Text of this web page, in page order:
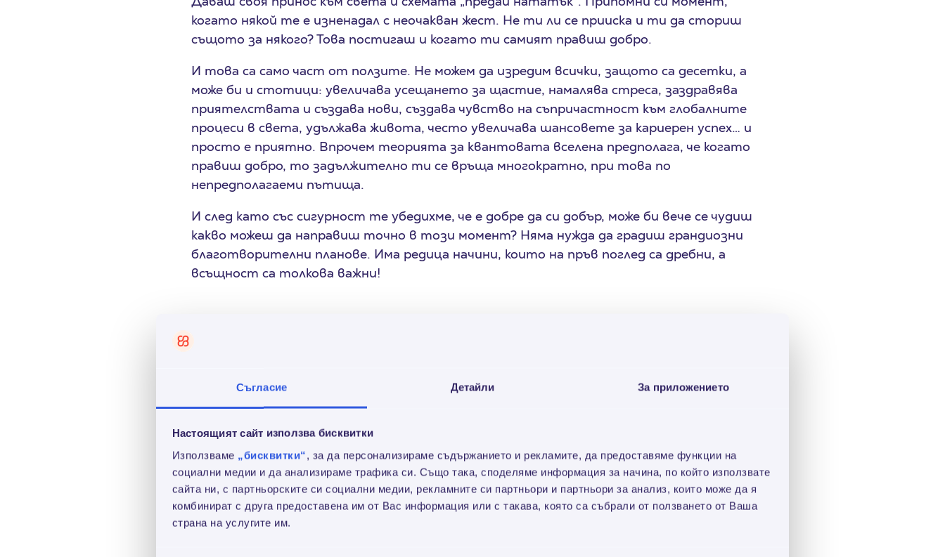
Съгласие Детайли За приложението
Настоящият сайт използва бисквитки
Използваме „бисквитки“, за да персонализираме съдържанието и рекламите, да предоставяме функции на
социални медии и да анализираме трафика си. Също така, споделяме информация за начина, по който използвате
сайта ни, с партньорските си социални медии, рекламните си партньори и партньори за анализ, които може да я
комбинират с друга предоставена им от Вас информация или с такава, която са събрали от ползването от Ваша
страна на услугите им.
когато някой те е изненадал с неочакван жест. Не ти ли се прииска и ти да сториш
същото за някого? Това постигаш и когато ти самият правиш добро.
И това са само част от ползите. Не можем да изредим всички, защото са десетки, а
може би и стотици: увеличава усещането за щастие, намалява стреса, заздравява
приятелствата и създава нови, създава чувство на съпричастност към глобалните
процеси в света, удължава живота, често увеличава шансовете за кариерен успех… и
просто е приятно. Впрочем теорията за квантовата вселена предполага, че когато
правиш добро, то задължително ти се връща многократно, при това по
непредполагаеми пътища.
И след като със сигурност те убедихме, че е добре да си добър, може би вече се чудиш
какво можеш да направиш точно в този момент? Няма нужда да градиш грандиозни
благотворителни планове. Има редица начини, които на пръв поглед са дребни, а
всъщност са толкова важни!
ти пука…), то тази зима не го допускай. Представи си колко хора минават по тях и
се чувстват нещастни от кишата и леда? И обратното – колко биха се зарадвали,
че поне в този участък могат да вървят спокойно и без притеснения за счупени
кости. Може да ти се струва незначително, но никак не е. Представи си, ако всички
го правехме!
Дари за благотворителност. Толкова хора се нуждаят от твоята помощ. Няма